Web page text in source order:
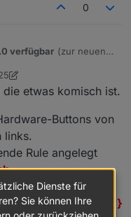
0
verfügbar (zur neuen
joBr99/nspanel-
etwas komisch ist.
Buttons von
links.
Rule angelegt
Dienste für
Sie können Ihre